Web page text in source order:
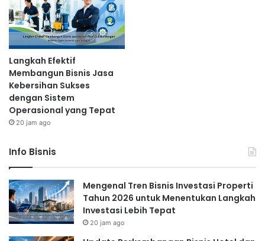
Langkah Efektif
Membangun Bisnis Jasa
Kebersihan Sukses
dengan Sistem
Operasional yang Tepat
20 jam ago
Info Bisnis
Mengenal Tren Bisnis Investasi Properti
Tahun 2026 untuk Menentukan Langkah
Investasi Lebih Tepat
20 jam ago